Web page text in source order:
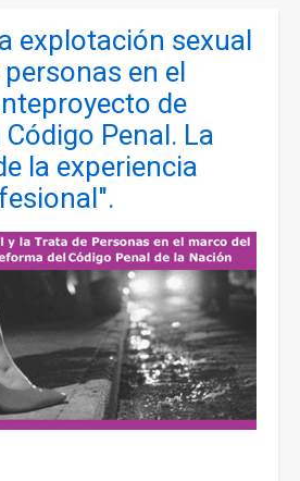
explotación sexual
en el
de
Penal. La
la experiencia